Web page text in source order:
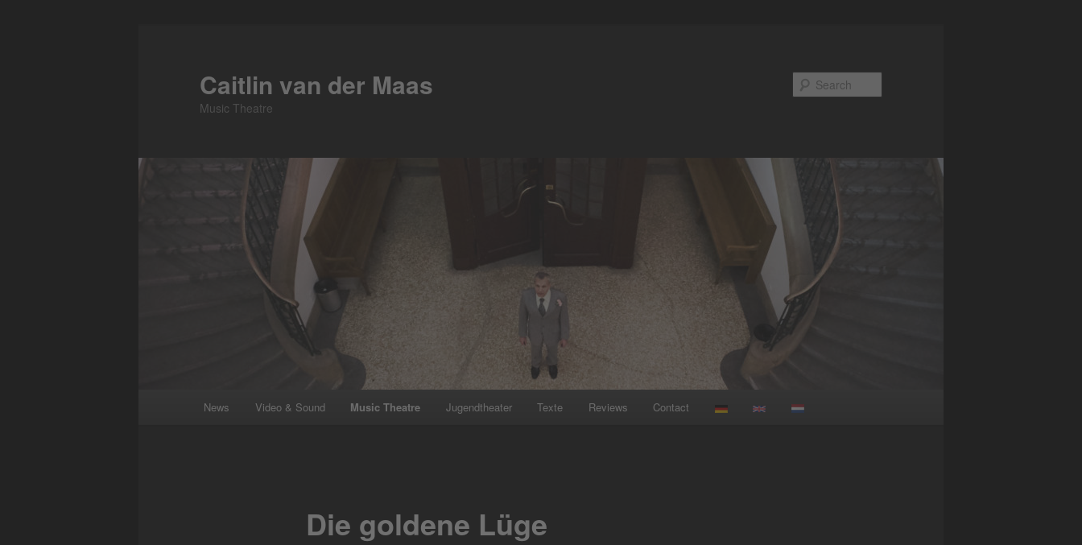
Caitlin van der Maas
Music Theatre
News Video & Sound Music Theatre Jugendtheater Texte Reviews Contact
Die goldene Lüge